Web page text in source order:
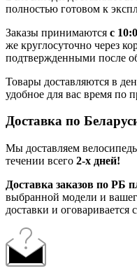
полностью готовом к
Заказы принимаются с
же круглосуточно через
подтвержденными после
Товары доставляются в
удобное для вас время по
Доставка по
Мы доставляем
течении всего 2-х дней!
Доставка заказов по РБ
выбранной модели и
доставки и оговаривается